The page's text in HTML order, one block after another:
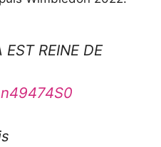
EST REINE DE